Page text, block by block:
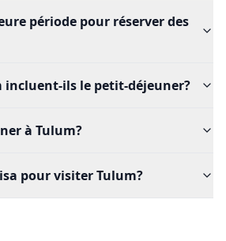
période pour réserver des
incluent-ils le petit-déjeuner?
à Tulum?
pour visiter Tulum?